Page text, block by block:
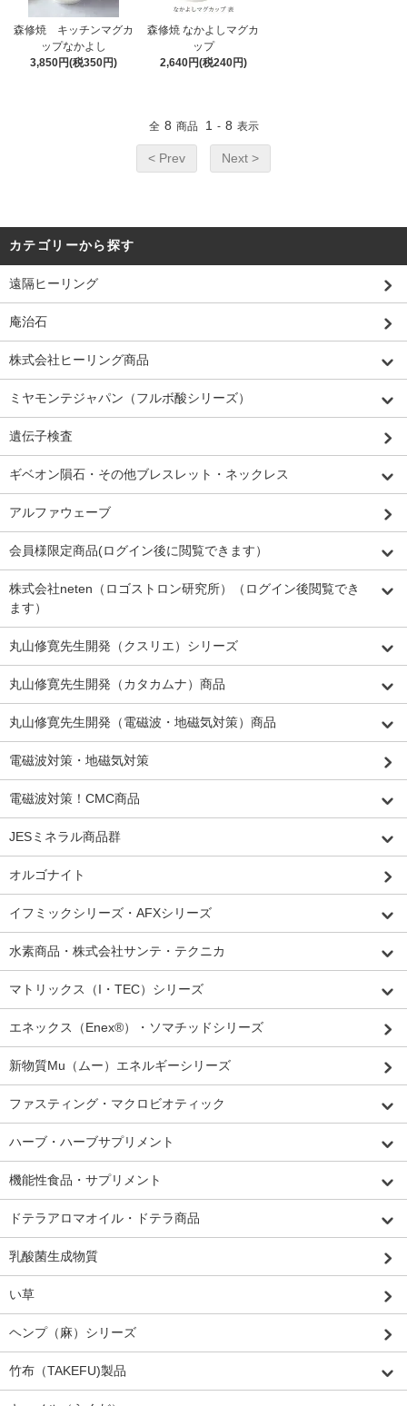
森修焼 キッチンマグカ
ップなかよし
3,850円(税350円)
森修焼 なかよしマグカ
ップ
2,640円(税240円)
全 8 商品 1 - 8 表示
< Prev Next >
カテゴリーから探す
遠隔ヒーリング
庵治石
株式会社ヒーリング商品
ミヤモンテジャパン（フルボ酸シリーズ）
遺伝子検査
ギベオン隕石・その他ブレスレット・ネックレス
アルファウェーブ
会員様限定商品(ログイン後に閲覧できます）
株式会社neten（ロゴストロン研究所）（ログイン後閲覧でき
ます）
丸山修寛先生開発（クスリエ）シリーズ
丸山修寛先生開発（カタカムナ）商品
丸山修寛先生開発（電磁波・地磁気対策）商品
電磁波対策・地磁気対策
電磁波対策！CMC商品
JESミネラル商品群
オルゴナイト
イフミックシリーズ・AFXシリーズ
水素商品・株式会社サンテ・テクニカ
マトリックス（I・TEC）シリーズ
エネックス（Enex®）・ソマチッドシリーズ
新物質Mu（ムー）エネルギーシリーズ
ファスティング・マクロビオティック
ハーブ・ハーブサプリメント
機能性食品・サプリメント
ドテラアロマオイル・ドテラ商品
乳酸菌生成物質
い草
ヘンプ（麻）シリーズ
竹布（TAKEFU)製品